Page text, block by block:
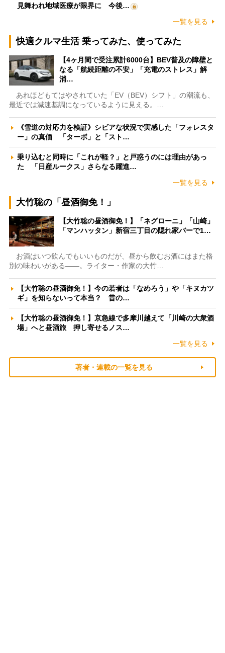
見舞われ地域医療が限界に 今後…
一覧を見る
快適クルマ生活 乗ってみた、使ってみた
【4ヶ月間で受注累計6000台】BEV普及の障壁と
なる「航続距離の不安」「充電のストレス」解
消…
あれほどもてはやされていた「EV（BEV）シフト」の潮流も、
最近では減速基調になっているように見える。…
《雪道の対応力を検証》シビアな状況で実感した「フォレスタ
ー」の真価 「ターボ」と「スト…
乗り込むと同時に「これが軽？」と戸惑うのには理由があっ
た 「日産ルークス」さらなる躍進…
一覧を見る
大竹聡の「昼酒御免！」
【大竹聡の昼酒御免！】「ネグローニ」「山崎」
「マンハッタン」新宿三丁目の隠れ家バーで1…
お酒はいつ飲んでもいいものだが、昼から飲むお酒にはまた格
別の味わいがある――。ライター・作家の大竹…
【大竹聡の昼酒御免！】今の若者は「なめろう」や「キヌカツ
ギ」を知らないって本当？ 昔の…
【大竹聡の昼酒御免！】京急線で多摩川越えて「川崎の大衆酒
場」へと昼酒旅 押し寄せるノス…
一覧を見る
著者・連載の一覧を見る